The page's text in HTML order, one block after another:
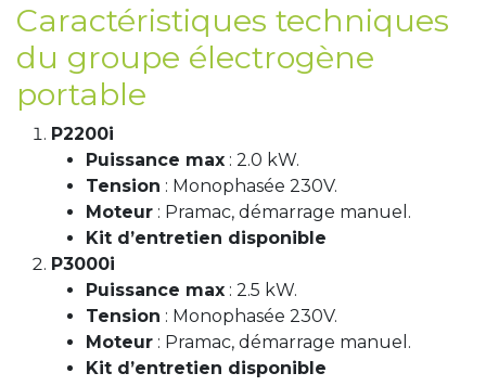
Caractéristiques techniques
du groupe électrogène
portable
P2200i
Puissance max : 2.0 kW.
Tension : Monophasée 230V.
Moteur : Pramac, démarrage manuel.
Kit d’entretien disponible
P3000i
Puissance max : 2.5 kW.
Tension : Monophasée 230V.
Moteur : Pramac, démarrage manuel.
Kit d’entretien disponible